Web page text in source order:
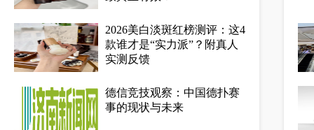
2026美白淡斑红榜测评：这4
款谁才是“实力派”？附真人
实测反馈
德信竞技观察：中国德扑赛
事的现状与未来